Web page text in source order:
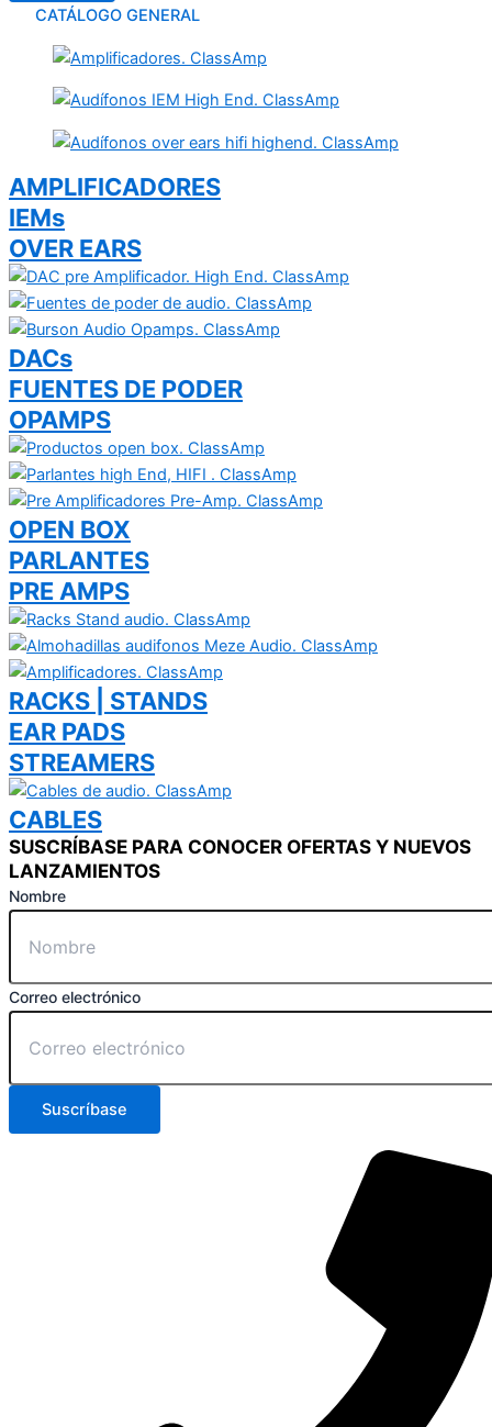
CATÁLOGO GENERAL
AMPLIFICADORES
IEMs
OVER EARS
DACs
FUENTES DE PODER
OPAMPS
OPEN BOX
PARLANTES
PRE AMPS
RACKS | STANDS
EAR PADS
STREAMERS
CABLES
SUSCRÍBASE PARA CONOCER OFERTAS Y NUEVOS
LANZAMIENTOS
Nombre
Correo electrónico
Suscríbase